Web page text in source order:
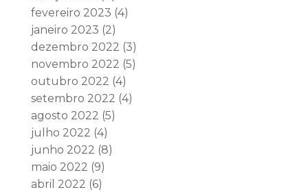
fevereiro 2023 (4)
janeiro 2023 (2)
dezembro 2022 (3)
novembro 2022 (5)
outubro 2022 (4)
setembro 2022 (4)
agosto 2022 (5)
julho 2022 (4)
junho 2022 (8)
maio 2022 (9)
abril 2022 (6)